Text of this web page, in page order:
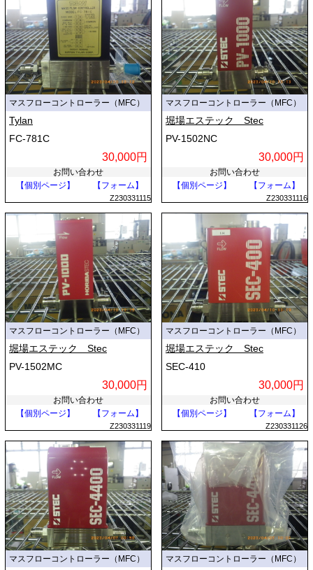
マスフローコントローラー（MFC）
Tylan
FC-781C
30,000円
お問い合わせ
【個別ページ】
【フォーム】
Z230331115
マスフローコントローラー（MFC）
堀場エステック Stec
PV-1502NC
30,000円
お問い合わせ
【個別ページ】
【フォーム】
Z230331116
マスフローコントローラー（MFC）
堀場エステック Stec
PV-1502MC
30,000円
お問い合わせ
【個別ページ】
【フォーム】
Z230331119
マスフローコントローラー（MFC）
堀場エステック Stec
SEC-410
30,000円
お問い合わせ
【個別ページ】
【フォーム】
Z230331126
マスフローコントローラー（MFC） マスフローコントローラー（MFC）